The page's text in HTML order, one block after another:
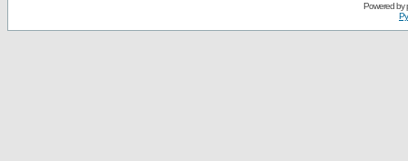
Powered by